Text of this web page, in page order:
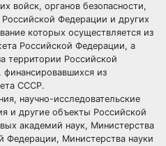
войск, органов безопасности,
Российской Федерации и других
которых осуществляется из
Российской Федерации, а
территории Российской
из
СССР.
научно-исследовательские
и другие объекты Российской
академий наук, Министерства
Федерации, Министерства науки